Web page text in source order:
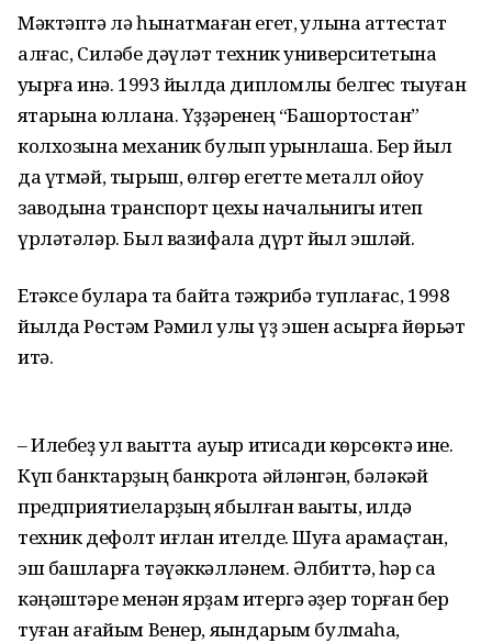
Мәктәптә лә һынатмаған егет, ҡулына аттестат
алғас, Силәбе дәү­ләт техник университетына
уҡырға инә. 1993 йылда дипломлы белгес тыуған
яҡтарына юллана. Үҙҙәре­нең “Башҡортостан”
колхозына механик булып урынлаша. Бер йыл
да үтмәй, тырыш, өлгөр егетте металл ҡойоу
заводына транспорт цехы начальнигы итеп
үрләтәләр. Был вазифала дүрт йыл эшләй.
Етәксе булараҡ та байтаҡ тәжри­бә туплағас, 1998
йылда Рөстәм Рә­мил улы үҙ эшен асырға йөрьәт
итә.
– Илебеҙ ул ваҡытта ауыр иҡти­сади көрсөктә ине.
Күп банктарҙың банкротҡа әйләнгән, бәләкәй
пред­приятиеларҙың ябылған ваҡыты, илдә
техник дефолт иғлан ителде. Шуға ҡарамаҫтан,
эш башларға тәүәккәлләнем. Әлбиттә, һәр саҡ
кәңәштәре менән ярҙам итергә әҙер торған бер
туған ағайым Венер, яҡында­рым булмаһа,